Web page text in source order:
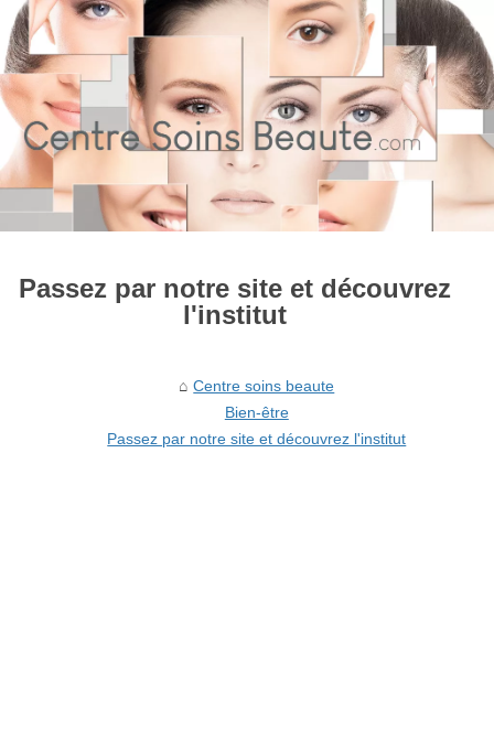
Passez par notre site et découvrez
l'institut
Centre soins beaute
Bien-être
Passez par notre site et découvrez l'institut